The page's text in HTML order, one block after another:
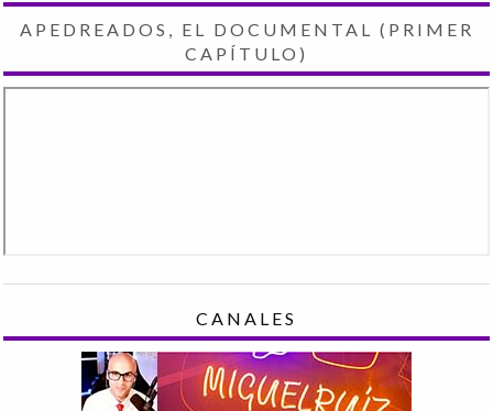
APEDREADOS, EL DOCUMENTAL (PRIMER
CAPÍTULO)
CANALES